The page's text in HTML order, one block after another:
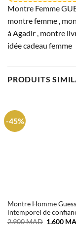
Montre Femme
montre femme ,
à Agadir , montre
idée cadeau femme
PRODUITS
-45%
Montre Homme
intemporel de
2.900MAD Le
1.600